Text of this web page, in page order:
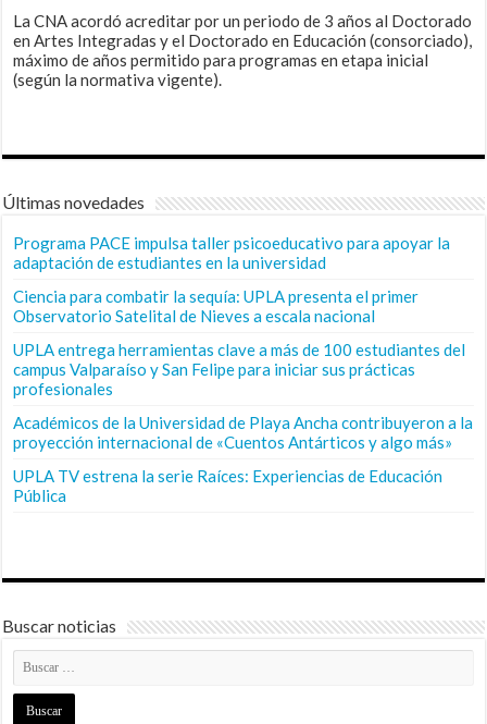
La CNA acordó acreditar por un periodo de 3 años al Doctorado
en Artes Integradas y el Doctorado en Educación (consorciado),
máximo de años permitido para programas en etapa inicial
(según la normativa vigente).
Últimas novedades
Programa PACE impulsa taller psicoeducativo para apoyar la
adaptación de estudiantes en la universidad
Ciencia para combatir la sequía: UPLA presenta el primer
Observatorio Satelital de Nieves a escala nacional
UPLA entrega herramientas clave a más de 100 estudiantes del
campus Valparaíso y San Felipe para iniciar sus prácticas
profesionales
Académicos de la Universidad de Playa Ancha contribuyeron a la
proyección internacional de «Cuentos Antárticos y algo más»
UPLA TV estrena la serie Raíces: Experiencias de Educación
Pública
Buscar noticias